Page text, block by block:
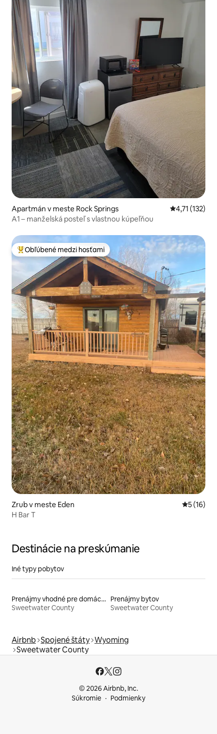
Apartmán v meste Rock Springs Priemerné
4,71 (132)
A1 – manželská posteľ s vlastnou kúpeľňou
Najobľúbenejšie medzi hosťami
Obľúbené medzi hosťami
Zrub v meste Eden
5 (16)
H Bar T
Destinácie na preskúmanie
Iné typy pobytov
Prenájmy vhodné pre domáce zvieratá
Sweetwater County
Prenájmy bytov
Sweetwater County
Airbnb Spojené štáty Wyoming
Sweetwater County
© 2026 Airbnb, Inc.
Súkromie
Podmienky